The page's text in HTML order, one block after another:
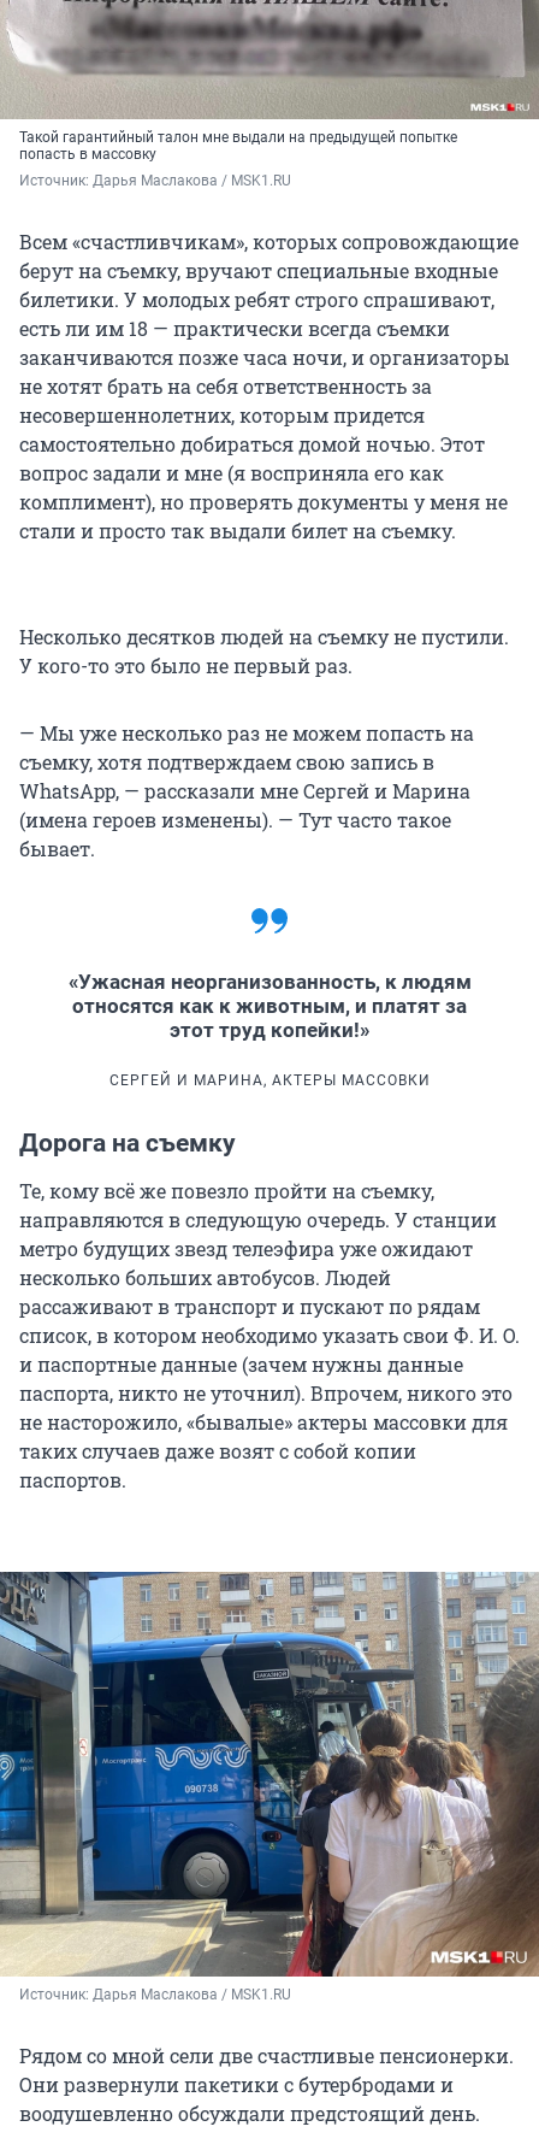
Такой гарантийный талон мне выдали на предыдущей попытке
попасть в массовку
Источник: Дарья Маслакова / MSK1.RU
Всем «счастливчикам», которых сопровождающие
берут на съемку, вручают специальные входные
билетики. У молодых ребят строго спрашивают,
есть ли им 18 — практически всегда съемки
заканчиваются позже часа ночи, и организаторы
не хотят брать на себя ответственность за
несовершеннолетних, которым придется
самостоятельно добираться домой ночью. Этот
вопрос задали и мне (я восприняла его как
комплимент), но проверять документы у меня не
стали и просто так выдали билет на съемку.
Несколько десятков людей на съемку не пустили.
У кого-то это было не первый раз.
— Мы уже несколько раз не можем попасть на
съемку, хотя подтверждаем свою запись в
WhatsApp, — рассказали мне Сергей и Марина
(имена героев изменены). — Тут часто такое
бывает.
«Ужасная неорганизованность, к людям
относятся как к животным, и платят за
этот труд копейки!»
СЕРГЕЙ И МАРИНА, АКТЕРЫ МАССОВКИ
Дорога на съемку
Те, кому всё же повезло пройти на съемку,
направляются в следующую очередь. У станции
метро будущих звезд телеэфира уже ожидают
несколько больших автобусов. Людей
рассаживают в транспорт и пускают по рядам
список, в котором необходимо указать свои Ф. И. О.
и паспортные данные (зачем нужны данные
паспорта, никто не уточнил). Впрочем, никого это
не насторожило, «бывалые» актеры массовки для
таких случаев даже возят с собой копии
паспортов.
Источник: Дарья Маслакова / MSK1.RU
Рядом со мной сели две счастливые пенсионерки.
Они развернули пакетики с бутербродами и
воодушевленно обсуждали предстоящий день.